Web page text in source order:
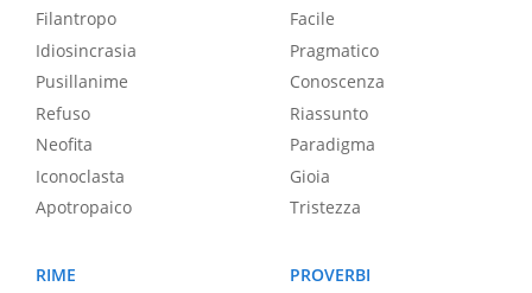
Filantropo
Idiosincrasia
Pusillanime
Refuso
Neofita
Iconoclasta
Apotropaico
Facile
Pragmatico
Conoscenza
Riassunto
Paradigma
Gioia
Tristezza
RIME
PROVERBI